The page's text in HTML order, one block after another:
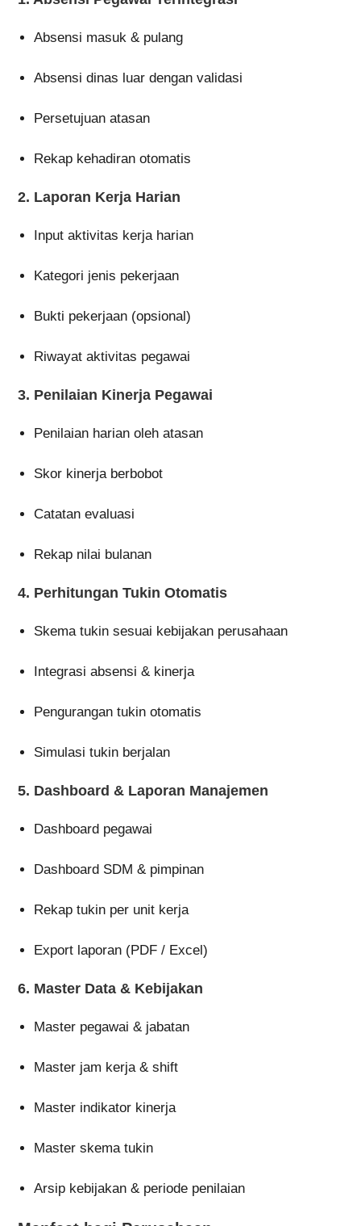
Absensi masuk & pulang
Absensi dinas luar dengan validasi
Persetujuan atasan
Rekap kehadiran otomatis
2. Laporan Kerja Harian
Input aktivitas kerja harian
Kategori jenis pekerjaan
Bukti pekerjaan (opsional)
Riwayat aktivitas pegawai
3. Penilaian Kinerja Pegawai
Penilaian harian oleh atasan
Skor kinerja berbobot
Catatan evaluasi
Rekap nilai bulanan
4. Perhitungan Tukin Otomatis
Skema tukin sesuai kebijakan perusahaan
Integrasi absensi & kinerja
Pengurangan tukin otomatis
Simulasi tukin berjalan
5. Dashboard & Laporan Manajemen
Dashboard pegawai
Dashboard SDM & pimpinan
Rekap tukin per unit kerja
Export laporan (PDF / Excel)
6. Master Data & Kebijakan
Master pegawai & jabatan
Master jam kerja & shift
Master indikator kinerja
Master skema tukin
Arsip kebijakan & periode penilaian